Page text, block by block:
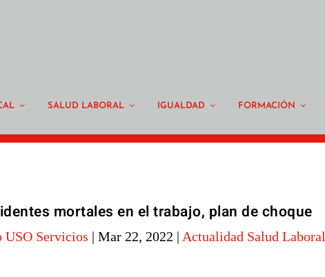
SALUD LABORAL IGUALDAD FORMACIÓN
mortales en el trabajo, plan de choque
USO Servicios | Mar 22, 2022 | Actualidad Salud Laboral